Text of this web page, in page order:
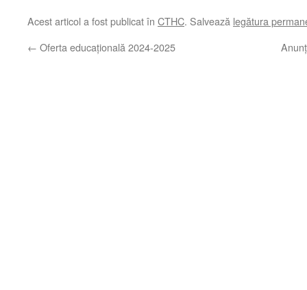
Acest articol a fost publicat în CTHC. Salvează legătura
← Oferta educațională 2024-2025